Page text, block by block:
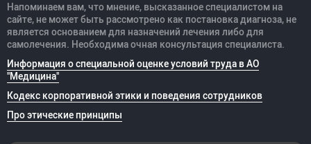
Напоминаем вам, что мнение, высказанное специалистом на
сайте, не может быть рассмотрено как постановка диагноза, не
является основанием для назначений лечения либо для
самолечения. Необходима очная консультация специалиста.
Информация о специальной оценке условий труда в АО
"Медицина"
Кодекс корпоративной этики и поведения сотрудников
Про этические принципы